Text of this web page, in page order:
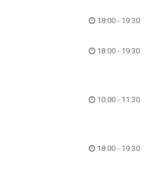
18:00 - 19:30
18:00 - 19:30
10:00 - 11:30
18:00 - 19:30